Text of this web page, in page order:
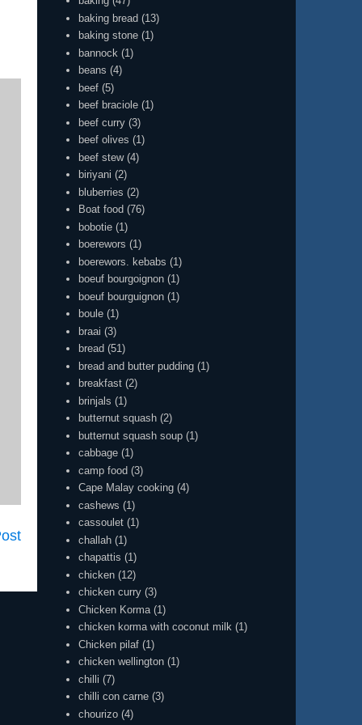
baking bread (13)
baking stone (1)
bannock (1)
beans (4)
beef (5)
beef braciole (1)
beef curry (3)
beef olives (1)
beef stew (4)
biriyani (2)
bluberries (2)
Boat food (76)
bobotie (1)
boerewors (1)
boerewors. kebabs (1)
boeuf bourgoignon (1)
boeuf bourguignon (1)
boule (1)
braai (3)
bread (51)
bread and butter pudding (1)
breakfast (2)
brinjals (1)
butternut squash (2)
butternut squash soup (1)
cabbage (1)
camp food (3)
Cape Malay cooking (4)
cashews (1)
cassoulet (1)
challah (1)
chapattis (1)
chicken (12)
chicken curry (3)
Chicken Korma (1)
chicken korma with coconut milk (1)
Chicken pilaf (1)
chicken wellington (1)
chilli (7)
chilli con carne (3)
chourizo (4)